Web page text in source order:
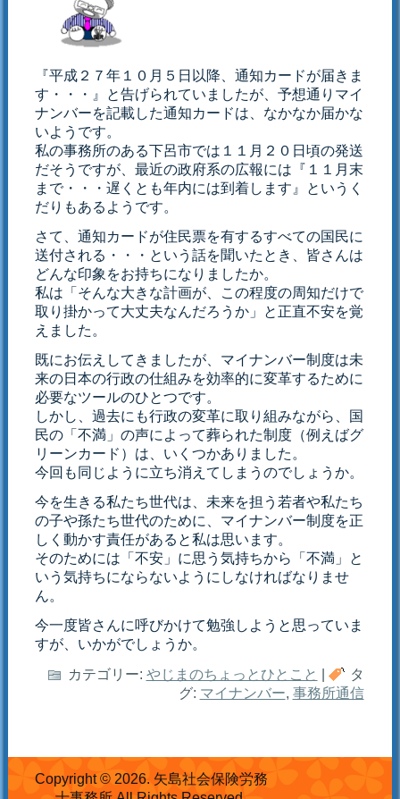
『平成２７年１０月５日以降、通知カードが届きま
す・・・』と告げられていましたが、予想通りマイ
ナンバーを記載した通知カードは、なかなか届かな
いようです。
私の事務所のある下呂市では１１月２０日頃の発送
だそうですが、最近の政府系の広報には『１１月末
まで・・・遅くとも年内には到着します』というく
だりもあるようです。
さて、通知カードが住民票を有するすべての国民に
送付される・・・という話を聞いたとき、皆さんは
どんな印象をお持ちになりましたか。
私は「そんな大きな計画が、この程度の周知だけで
取り掛かって大丈夫なんだろうか」と正直不安を覚
えました。
既にお伝えしてきましたが、マイナンバー制度は未
来の日本の行政の仕組みを効率的に変革するために
必要なツールのひとつです。
しかし、過去にも行政の変革に取り組みながら、国
民の「不満」の声によって葬られた制度（例えばグ
リーンカード）は、いくつかありました。
今回も同じように立ち消えてしまうのでしょうか。
今を生きる私たち世代は、未来を担う若者や私たち
の子や孫たち世代のために、マイナンバー制度を正
しく動かす責任があると私は思います。
そのためには「不安」に思う気持ちから「不満」と
いう気持ちにならないようにしなければなりませ
ん。
今一度皆さんに呼びかけて勉強しようと思っていま
すが、いかがでしょうか。
カテゴリー: やじまのちょっとひとこと
タ
グ: マイナンバー, 事務所通信
Copyright © 2026. 矢島社会保険労務